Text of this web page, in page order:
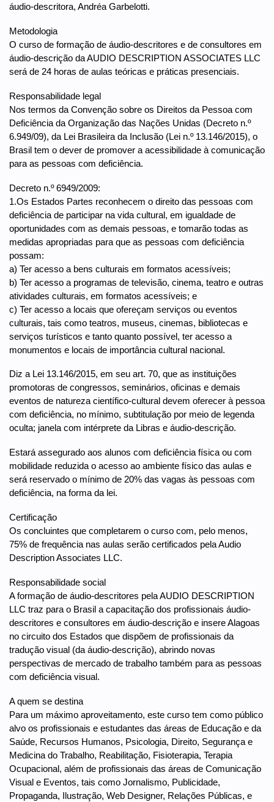
áudio-descritora, Andréa Garbelotti.
Metodologia
O curso de formação de áudio-descritores e de consultores em
áudio-descrição da AUDIO DESCRIPTION ASSOCIATES LLC
será de 24 horas de aulas teóricas e práticas presenciais.
Responsabilidade legal
Nos termos da Convenção sobre os Direitos da Pessoa com
Deficiência da Organização das Nações Unidas (Decreto n.º
6.949/09), da Lei Brasileira da Inclusão (Lei n.º 13.146/2015), o
Brasil tem o dever de promover a acessibilidade à comunicação
para as pessoas com deficiência.
Decreto n.º 6949/2009:
1.Os Estados Partes reconhecem o direito das pessoas com
deficiência de participar na vida cultural, em igualdade de
oportunidades com as demais pessoas, e tomarão todas as
medidas apropriadas para que as pessoas com deficiência
possam:
a) Ter acesso a bens culturais em formatos acessíveis;
b) Ter acesso a programas de televisão, cinema, teatro e outras
atividades culturais, em formatos acessíveis; e
c) Ter acesso a locais que ofereçam serviços ou eventos
culturais, tais como teatros, museus, cinemas, bibliotecas e
serviços turísticos e tanto quanto possível, ter acesso a
monumentos e locais de importância cultural nacional.
Diz a Lei 13.146/2015, em seu art. 70, que as instituições
promotoras de congressos, seminários, oficinas e demais
eventos de natureza científico-cultural devem oferecer à pessoa
com deficiência, no mínimo, subtitulação por meio de legenda
oculta; janela com intérprete da Libras e áudio-descrição.
Estará assegurado aos alunos com deficiência física ou com
mobilidade reduzida o acesso ao ambiente físico das aulas e
será reservado o mínimo de 20% das vagas às pessoas com
deficiência, na forma da lei.
Certificação
Os concluintes que completarem o curso com, pelo menos,
75% de frequência nas aulas serão certificados pela Audio
Description Associates LLC.
Responsabilidade social
A formação de áudio-descritores pela AUDIO DESCRIPTION
LLC traz para o Brasil a capacitação dos profissionais áudio-
descritores e consultores em áudio-descrição e insere Alagoas
no circuito dos Estados que dispõem de profissionais da
tradução visual (da áudio-descrição), abrindo novas
perspectivas de mercado de trabalho também para as pessoas
com deficiência visual.
A quem se destina
Para um máximo aproveitamento, este curso tem como público
alvo os profissionais e estudantes das áreas de Educação e da
Saúde, Recursos Humanos, Psicologia, Direito, Segurança e
Medicina do Trabalho, Reabilitação, Fisioterapia, Terapia
Ocupacional, além de profissionais das áreas de Comunicação
Visual e Eventos, tais como Jornalismo, Publicidade,
Propaganda, Ilustração, Web Designer, Relações Públicas, e